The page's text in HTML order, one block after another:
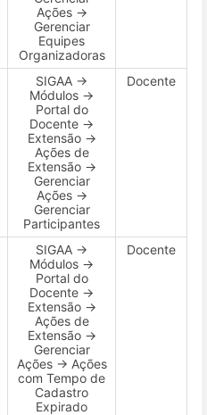
Ações →
Gerenciar
Equipes
Organizadoras
SIGAA →
Módulos →
Portal do
Docente →
Extensão →
Ações de
Extensão →
Gerenciar
Ações →
Gerenciar
Participantes
Docente
SIGAA →
Módulos →
Portal do
Docente →
Extensão →
Ações de
Extensão →
Gerenciar
Ações → Ações
com Tempo de
Cadastro
Expirado
Docente